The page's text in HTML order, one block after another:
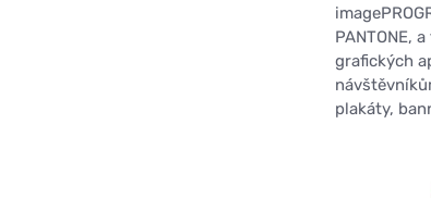
PANTONE,
grafických
plakáty,